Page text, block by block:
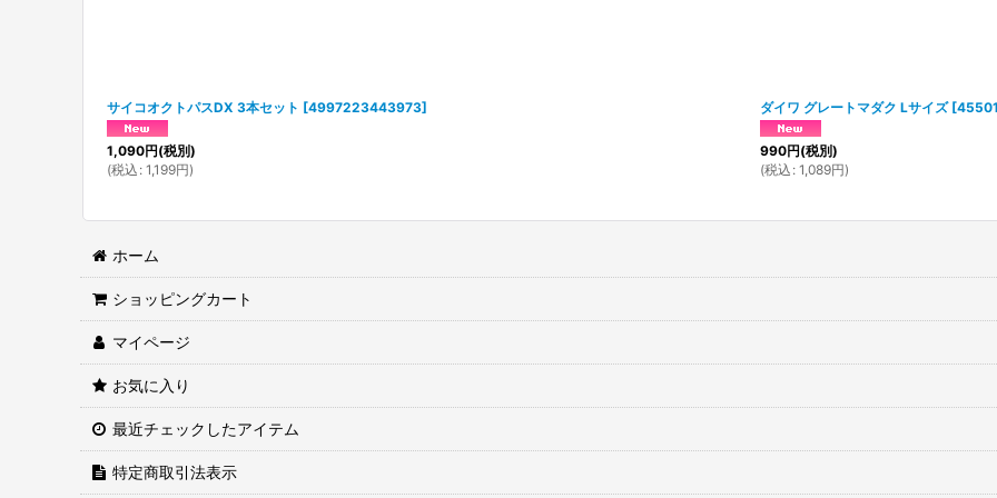
サイコオクトパスDX 3本セット [4997223443973]
1,090円(税別)
(税込 : 1,199円)
ダイワ グレートマダク Lサイズ [
990円(税別)
(税込 : 1,089円)
ホーム
ショッピングカート
マイページ
お気に入り
最近チェックしたアイテム
特定商取引法表示